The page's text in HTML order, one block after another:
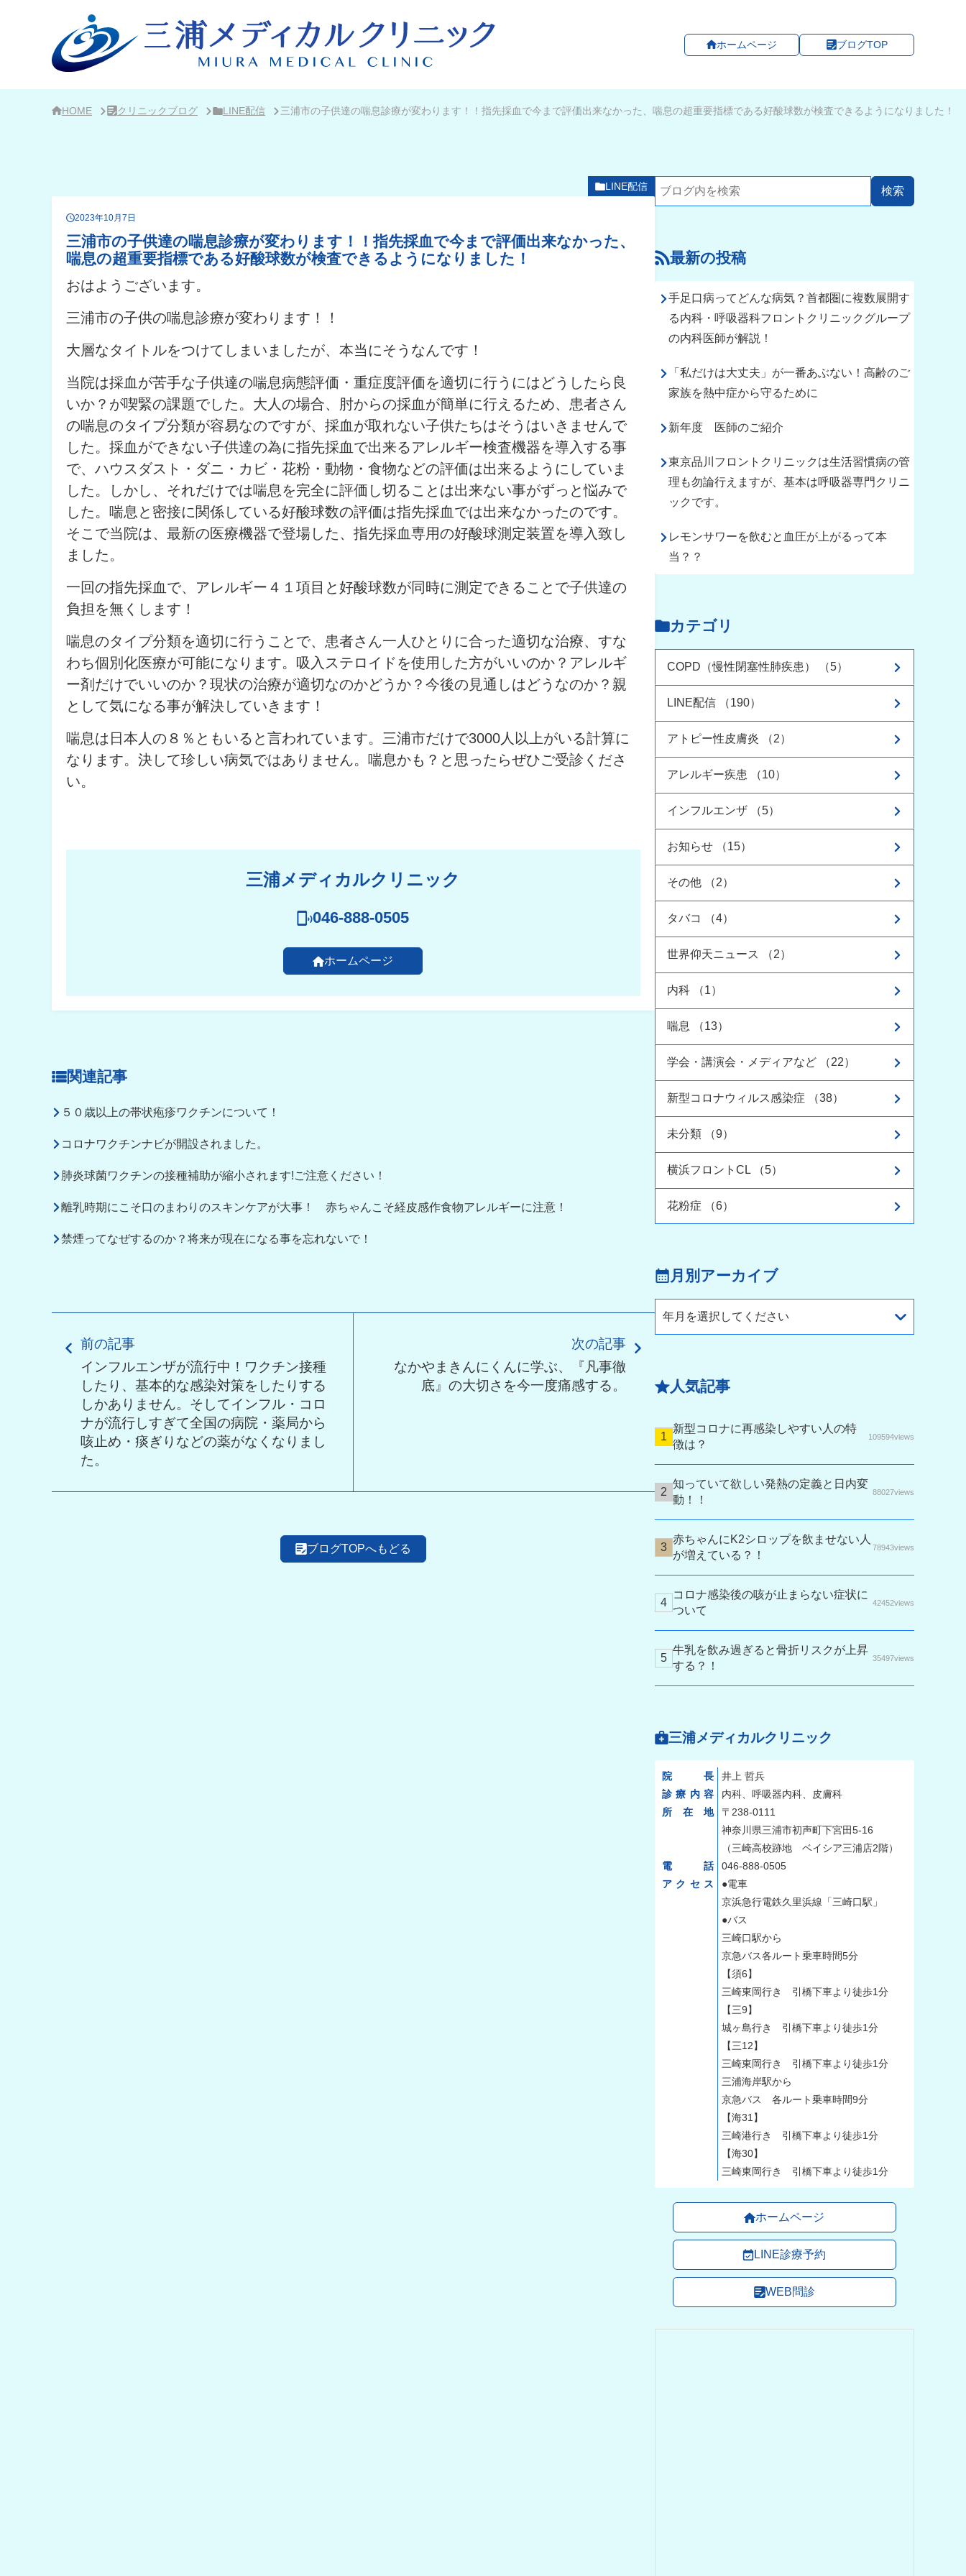
ッ
ホームページ ブログTOP
HOME クリニックブログ LINE配信 三浦市の子供達の喘息診療が変わります！！指先採血で今まで評価出来なかった、喘息の超重要指標である好酸球数が検査できるようになりました！
LINE配信
2023年10月7日
三浦市の子供達の喘息診療が変わります！！指先採血で今まで評価出来なかった、
喘息の超重要指標である好酸球数が検査できるようになりました！
おはようございます。
三浦市の子供の喘息診療が変わります！！
大層なタイトルをつけてしまいましたが、本当にそうなんです！
当院は採血が苦手な子供達の喘息病態評価・重症度評価を適切に行うにはどうしたら良
いか？が喫緊の課題でした。大人の場合、肘からの採血が簡単に行えるため、患者さん
の喘息のタイプ分類が容易なのですが、採血が取れない子供たちはそうはいきませんで
した。採血ができない子供達の為に指先採血で出来るアレルギー検査機器を導入する事
で、ハウスダスト・ダニ・カビ・花粉・動物・食物などの評価は出来るようにしていま
した。しかし、それだけでは喘息を完全に評価し切ることは出来ない事がずっと悩みで
した。喘息と密接に関係している好酸球数の評価は指先採血では出来なかったのです。
そこで当院は、最新の医療機器で登場した、指先採血専用の好酸球測定装置を導入致し
ました。
一回の指先採血で、アレルギー４１項目と好酸球数が同時に測定できることで子供達の
負担を無くします！
喘息のタイプ分類を適切に行うことで、患者さん一人ひとりに合った適切な治療、すな
わち個別化医療が可能になります。吸入ステロイドを使用した方がいいのか？アレルギ
ー剤だけでいいのか？現状の治療が適切なのかどうか？今後の見通しはどうなのか？親
として気になる事が解決していきます！
喘息は日本人の８％ともいると言われています。三浦市だけで3000人以上がいる計算に
なります。決して珍しい病気ではありません。喘息かも？と思ったらぜひご受診くださ
い。
三浦メディカルクリニック
046-888-0505
ホームページ
関連記事
５０歳以上の帯状疱疹ワクチンについて！
コロナワクチンナビが開設されました。
肺炎球菌ワクチンの接種補助が縮小されます!ご注意ください！
離乳時期にこそ口のまわりのスキンケアが大事！ 赤ちゃんこそ経皮感作食物アレルギーに注意！
禁煙ってなぜするのか？将来が現在になる事を忘れないで！
前の記事
インフルエンザが流行中！ワクチン接種
したり、基本的な感染対策をしたりする
しかありません。そしてインフル・コロ
ナが流行しすぎて全国の病院・薬局から
咳止め・痰ぎりなどの薬がなくなりまし
た。
次の記事
なかやまきんにくんに学ぶ、『凡事徹
底』の大切さを今一度痛感する。
ブログTOPへもどる
最新の投稿
手足口病ってどんな病気？首都圏に複数展開す
る内科・呼吸器科フロントクリニックグループ
の内科医師が解説！
「私だけは大丈夫」が一番あぶない！高齢のご
家族を熱中症から守るために
新年度 医師のご紹介
東京品川フロントクリニックは生活習慣病の管
理も勿論行えますが、基本は呼吸器専門クリニ
ックです。
レモンサワーを飲むと血圧が上がるって本
当？？
カテゴリ
COPD（慢性閉塞性肺疾患） （5）
LINE配信 （190）
アトピー性皮膚炎 （2）
アレルギー疾患 （10）
インフルエンザ （5）
お知らせ （15）
その他 （2）
タバコ （4）
世界仰天ニュース （2）
内科 （1）
喘息 （13）
学会・講演会・メディアなど （22）
新型コロナウィルス感染症 （38）
未分類 （9）
横浜フロントCL （5）
花粉症 （6）
月別アーカイブ
年月を選択してください
人気記事
新型コロナに再感染しやすい人の特
徴は？
109594views
知っていて欲しい発熱の定義と日内変
動！！
88027views
赤ちゃんにK2シロップを飲ませない人
が増えている？！
78943views
コロナ感染後の咳が止まらない症状に
ついて
42452views
牛乳を飲み過ぎると骨折リスクが上昇
する？！
35497views
三浦メディカルクリニック
院長
井上 哲兵
診療内容
内科、呼吸器内科、皮膚科
所在地
〒238-0111
神奈川県三浦市初声町下宮田5-16
（三崎高校跡地 ベイシア三浦店2階）
電話
046-888-0505
アクセス
●電車
京浜急行電鉄久里浜線「三崎口駅」
●バス
三崎口駅から
京急バス各ルート乗車時間5分
【須6】
三崎東岡行き 引橋下車より徒歩1分
【三9】
城ヶ島行き 引橋下車より徒歩1分
【三12】
三崎東岡行き 引橋下車より徒歩1分
三浦海岸駅から
京急バス 各ルート乗車時間9分
【海31】
三崎港行き 引橋下車より徒歩1分
【海30】
三崎東岡行き 引橋下車より徒歩1分
ホームページ
LINE診療予約
WEB問診